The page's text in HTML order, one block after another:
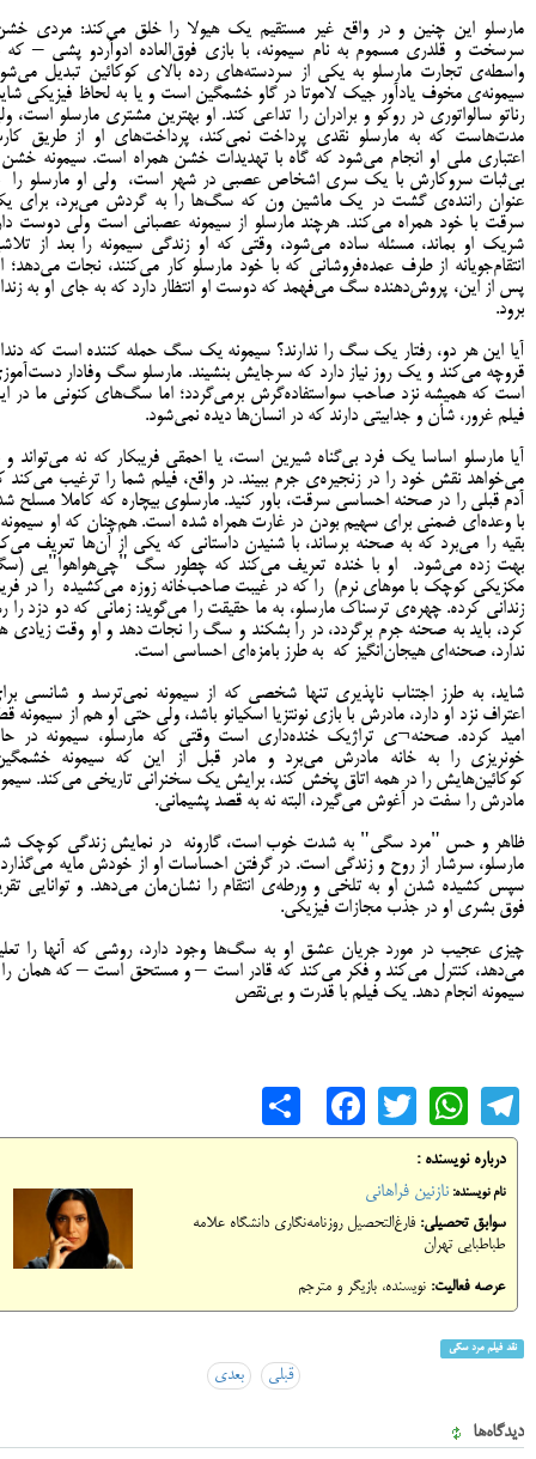
مارسلو این چنین و در واقع غیر مستقیم یک هیولا را خلق می‌کند: مردی
سرسخت و قلدری مسموم به نام سیمونه، با بازی فوق‌العاده ادوآردو پشی – که
واسطه‌ی تجارت مارسلو به یکی از سردسته‌های رده بالای کوکائین تبدیل
سیمونه‌ی مخوف یادآور جیک لاموتا در گاو خشمگین است و یا به لحاظ فیزیکی
رناتو سالواتوری در روکو و برادران را تداعی کند. او بهترین مشتری مارسلو است،
مدت‌هاست که به مارسلو نقدی پرداخت نمی‌کند، پرداخت‌های او از طریق
اعتباری ملی او انجام می‌شود که گاه با تهدیدات خشن همراه است. سیمونه
بی‌ثبات سروکارش با یک سری اشخاص عصبی در شهر است، ولی او مارسلو را
عنوان راننده‌ی گشت در یک ماشین ون که سگ‌ها را به گردش می‌برد، برای
سرقت با خود همراه می‌کند. هرچند مارسلو از سیمونه عصبانی است ولی دوست
شریک او بماند، مسئله ساده می‌شود، وقتی که او زندگی سیمونه را بعد از
انتقام‌جویانه از طرف عمده‌فروشانی که با خود مارسلو کار می‌کنند، نجات می‌دهد؛
پس از این، پروش‌دهنده سگ می‌فهمد که دوست او انتظار دارد که به جای او به
برود.
آیا این هر دو، رفتار یک سگ را ندارند؟ سیمونه یک سگ حمله کننده است که
قروچه می‌کند و یک روز نیاز دارد که سرجایش بنشیند. مارسلو سگ وفادار
است که همیشه نزد صاحب سواستفاده‌گرش برمی‌گردد؛ اما سگ‌های کنونی ما در
فیلم غرور، شأن و جدابیتی دارند که در انسان‌ها دیده نمی‌شود.
آیا مارسلو اساسا یک فرد بی‌گناه شیرین است، یا احمقی فریبکار که نه می‌تواند و
می‌خواهد نقش خود را در زنجیره‌ی جرم ببیند. در واقع، فیلم شما را ترغیب می‌کند
آدم قبلی را در صحنه احساسی سرقت، باور کنید. مارسلوی بیچاره که کاملا مسلح
با وعده‌ای ضمنی برای سهیم بودن در غارت همراه شده است. هم‌چنان که او
بقیه را می‌برد که به صحنه برساند، با شنیدن داستانی که یکی از آن‌ها تعریف
بهت زده می‌شود. او با خنده تعریف می‌کند که چطور سگ "چی‌هواهوا"یی
مکزیکی کوچک با موهای نرم) را که در غیبت صاحب‌خانه زوزه می‌کشیده را در
زندانی کرده. چهره‌ی ترسناک مارسلو، به ما حقیقت را می‌گوید: زمانی که دو دزد را
کرد، باید به صحنه جرم برگردد، در را بشکند و سگ را نجات دهد و او وقت زیادی
ندارد، صحنه‌ای هیجان‌انگیز که به طرز بامزه‌ای احساسی است.
شاید، به طرز اجتناب ناپذیری تنها شخصی که از سیمونه نمی‌ترسد و شانسی
اعتراف نزد او دارد، مادرش با بازی نونتزیا اسکیانو باشد، ولی حتی او هم از سیمونه
امید کرده. صحنه¬ی تراژیک خنده‌داری است وقتی که مارسلو، سیمونه در
خونریزی را به خانه مادرش می‌برد و مادر قبل از این که سیمونه
کوکائین‌هایش را در همه اتاق پخش کند، برایش یک سخنرانی تاریخی می‌کند.
مادرش را سفت در آغوش می‌گیرد، البته نه به قصد پشیمانی.
ظاهر و حس "مرد سگی" به شدت خوب است، گارونه در نمایش زندگی کوچک
مارسلو، سرشار از روح و زندگی است. در گرفتن احساسات او از خودش مایه
سپس کشیده شدن او به تلخی و ورطه‌ی انتقام را نشان‌مان می‌دهد. و توانایی
فوق بشری او در جذب مجازات فیزیکی.
چیزی عجیب در مورد جریان عشق او به سگ‌ها وجود دارد، روشی که آنها را
می‌دهد، کنترل می‌کند و فکر می‌کند که قادر است – و مستحق است – که همان را
سیمونه انجام دهد. یک فیلم با قدرت و بی‌نقص
Telegram
WhatsApp
Twitter
Facebook
درباره نویسنده :
نام نویسنده: نازنین فراهانی
سوابق تحصیلی: فارغ‌التحصیل روزنامه‌نگاری دانشگاه علامه
طباطبایی تهران
عرصه فعالیت: نویسنده، بازیگر و مترجم
نقد فیلم مرد سگی
قبلی بعدی
دیدگاه‌ها